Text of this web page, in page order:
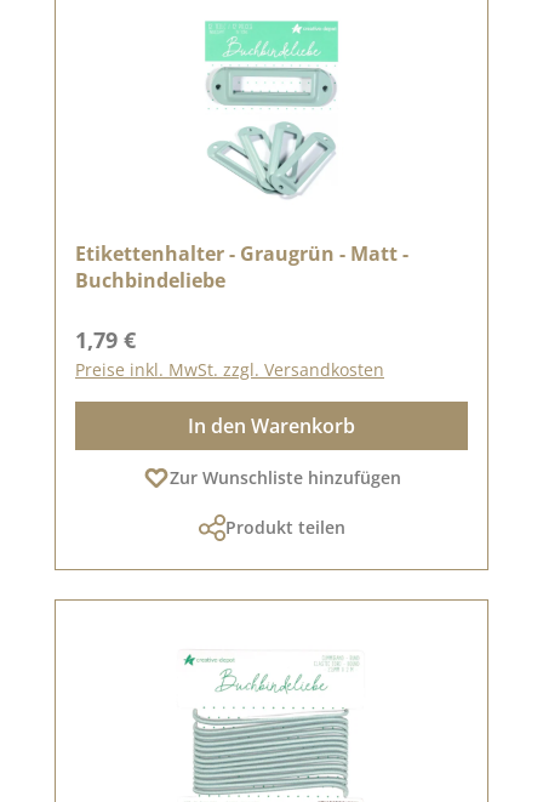
Etikettenhalter - Graugrün - Matt -
Buchbindeliebe
Regulärer Preis:
1,79 €
Preise inkl. MwSt. zzgl. Versandkosten
In den Warenkorb
Zur Wunschliste hinzufügen
Produkt teilen